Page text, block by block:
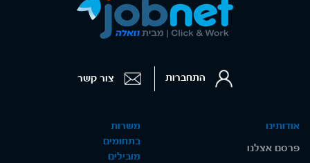
אודותינו
פרסם אצלנו
משרות
בתחומים
מובילים